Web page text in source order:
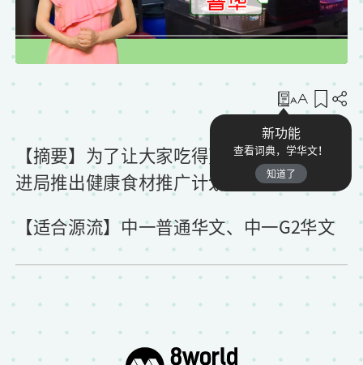
新功能
查看词典，学华文！
知道了
收藏
【摘要】为了让大家吃得更健康，保健促
进局推出健康食材推广计划。
【适合源流】中一普通华文、中一G2华文